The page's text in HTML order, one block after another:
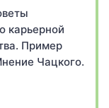
карьерной
Пример
Чацкого.